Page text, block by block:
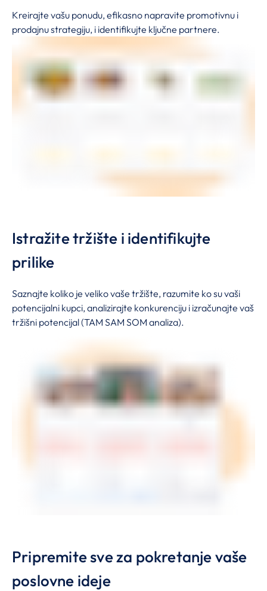
Kreirajte vašu ponudu, efikasno napravite promotivnu i
prodajnu strategiju, i identifikujte ključne partnere.
Istražite tržište i identifikujte
prilike
Saznajte koliko je veliko vaše tržište, razumite ko su vaši
potencijalni kupci, analizirajte konkurenciju i izračunajte vaš
tržišni potencijal (TAM SAM SOM analiza).
Pripremite sve za pokretanje vaše
poslovne ideje